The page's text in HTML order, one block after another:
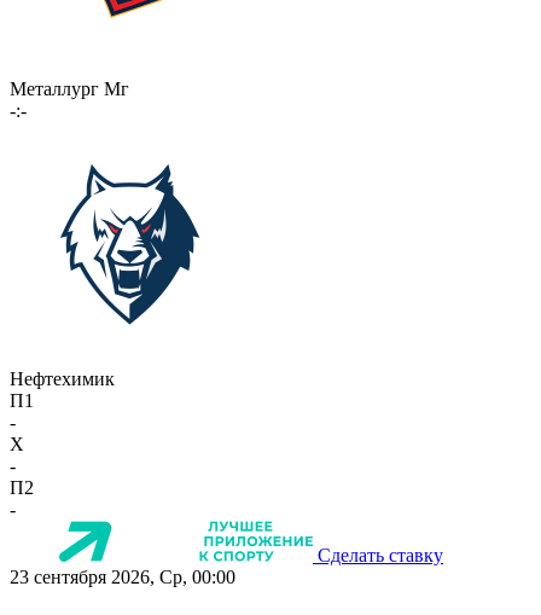
Металлург Мг
-:-
Нефтехимик
П1
-
X
-
П2
-
Сделать ставку
23 сентября 2026, Ср, 00:00